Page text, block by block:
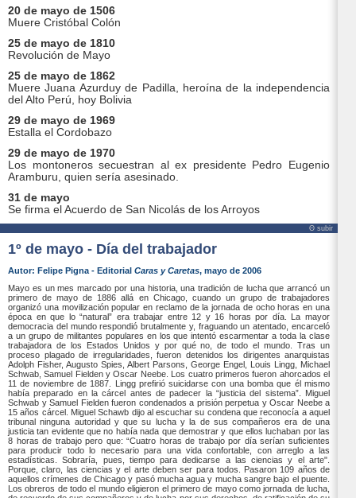
20 de mayo de 1506
Muere Cristóbal Colón
25 de mayo de 1810
Revolución de Mayo
25 de mayo de 1862
Muere Juana Azurduy de Padilla, heroína de la independencia
del Alto Perú, hoy Bolivia
29 de mayo de 1969
Estalla el Cordobazo
29 de mayo de 1970
Los montoneros secuestran al ex presidente Pedro Eugenio
Aramburu, quien sería asesinado.
31 de mayo
Se firma el Acuerdo de San Nicolás de los Arroyos
Θ subir
1º de mayo - Día del trabajador
Autor: Felipe Pigna - Editorial Caras y Caretas, mayo de 2006
Mayo es un mes marcado por una historia, una tradición de lucha que arrancó un
primero de mayo de 1886 allá en Chicago, cuando un grupo de trabajadores
organizó una movilización popular en reclamo de la jornada de ocho horas en una
época en que lo “natural” era trabajar entre 12 y 16 horas por día. La mayor
democracia del mundo respondió brutalmente y, fraguando un atentado, encarceló
a un grupo de militantes populares en los que intentó escarmentar a toda la clase
trabajadora de los Estados Unidos y por qué no, de todo el mundo. Tras un
proceso plagado de irregularidades, fueron detenidos los dirigentes anarquistas
Adolph Fisher, Augusto Spies, Albert Parsons, George Engel, Louis Lingg, Michael
Schwab, Samuel Fielden y Oscar Neebe. Los cuatro primeros fueron ahorcados el
11 de noviembre de 1887. Lingg prefirió suicidarse con una bomba que él mismo
había preparado en la cárcel antes de padecer la “justicia del sistema”. Miguel
Schwab y Samuel Fielden fueron condenados a prisión perpetua y Oscar Neebe a
15 años cárcel. Miguel Schawb dijo al escuchar su condena que reconocía a aquel
tribunal ninguna autoridad y que su lucha y la de sus compañeros era de una
justicia tan evidente que no había nada que demostrar y que ellos luchaban por las
8 horas de trabajo pero que: “Cuatro horas de trabajo por día serían suficientes
para producir todo lo necesario para una vida confortable, con arreglo a las
estadísticas. Sobraría, pues, tiempo para dedicarse a las ciencias y el arte".
Porque, claro, las ciencias y el arte deben ser para todos. Pasaron 109 años de
aquellos crímenes de Chicago y pasó mucha agua y mucha sangre bajo el puente.
Los obreros de todo el mundo eligieron el primero de mayo como jornada de lucha,